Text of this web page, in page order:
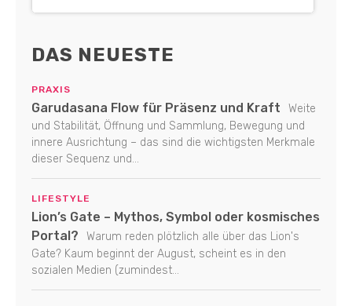
DAS NEUESTE
PRAXIS
Garudasana Flow für Präsenz und Kraft
Weite
und Stabilität, Öffnung und Sammlung, Bewegung und
innere Ausrichtung – das sind die wichtigsten Merkmale
dieser Sequenz und...
LIFESTYLE
Lion’s Gate – Mythos, Symbol oder kosmisches
Portal?
Warum reden plötzlich alle über das Lion's
Gate? Kaum beginnt der August, scheint es in den
sozialen Medien (zumindest...